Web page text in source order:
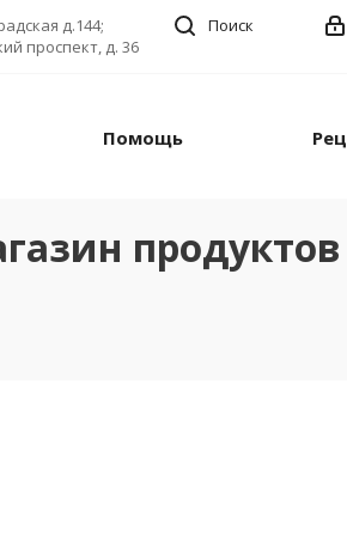
д.144;
проспект, д. 36
Поиск
Помощь